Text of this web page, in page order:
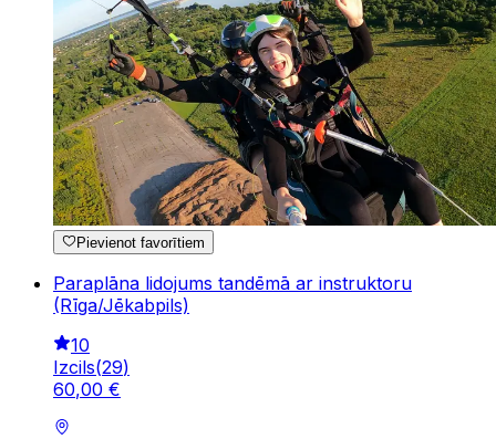
Pievienot favorītiem
Paraplāna lidojums tandēmā ar instruktoru
(Rīga/Jēkabpils)
10
Izcils(29)
60,00 €